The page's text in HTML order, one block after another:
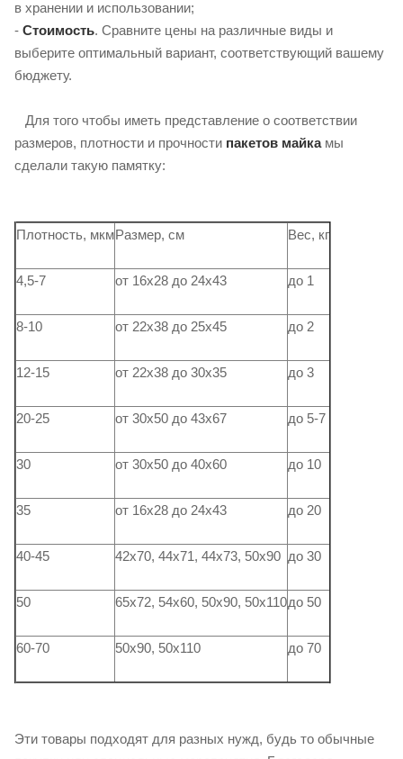
в хранении и использовании;
- Стоимость. Сравните цены на различные виды и
выберите оптимальный вариант, соответствующий вашему
бюджету.
Для того чтобы иметь представление о соответствии
размеров, плотности и прочности пакетов майкамы
сделали такую ​​памятку:
Плотность, мкмРазмер, см Вес, кг
4,5-7 от 16х28 до 24х43 до 1
8-10 от 22х38 до 25х45 до 2
12-15 от 22х38 до 30х35 до 3
20-25 от 30х50 до 43х67 до 5-7
30 от 30х50 до 40х60 до 10
35 от 16х28 до 24х43 до 20
40-45 42х70, 44х71, 44х73, 50х90 до 30
50 65х72, 54х60, 50х90, 50х110до 50
60-70 50х90, 50х110 до 70
Эти товары подходят для разных нужд, будь то обычные